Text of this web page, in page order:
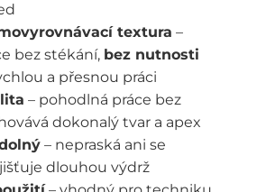
textura –
bez stékání, bez nutnosti
a přesnou práci
– pohodlná práce bez
dokonalý tvar a apex
– nepraská ani se
dlouhou výdrž